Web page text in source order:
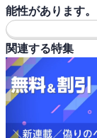
能性があります。
関連する特集